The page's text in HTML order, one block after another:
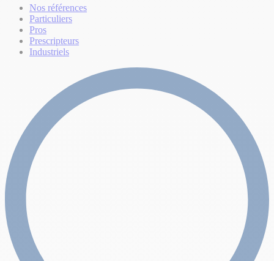
Nos références
Particuliers
Pros
Prescripteurs
Industriels